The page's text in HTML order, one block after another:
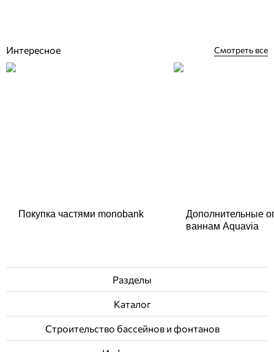
Интересное Смотреть все
Покупка частями monobank
Дополнительные
ваннам Aquavia
Разделы
Каталог
Строительство бассейнов и фонтанов